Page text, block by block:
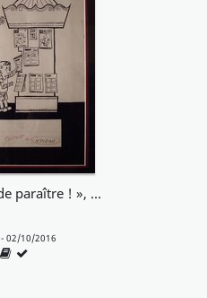
« Spirou vient de paraître ! », 1958.
- 02/10/2016